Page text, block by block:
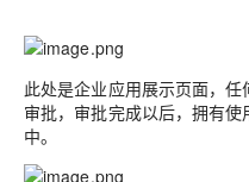
此处是企业应用展示页面，
审批，审批完成以后，拥有
中。